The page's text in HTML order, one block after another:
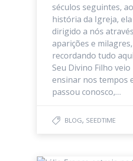
séculos seguintes,
história da Igreja,
dirigido a nós
aparições e
recordando tudo
Seu Divino Filho veio
ensinar nos tempos
passou conosco,…
BLOG, SEEDTIME